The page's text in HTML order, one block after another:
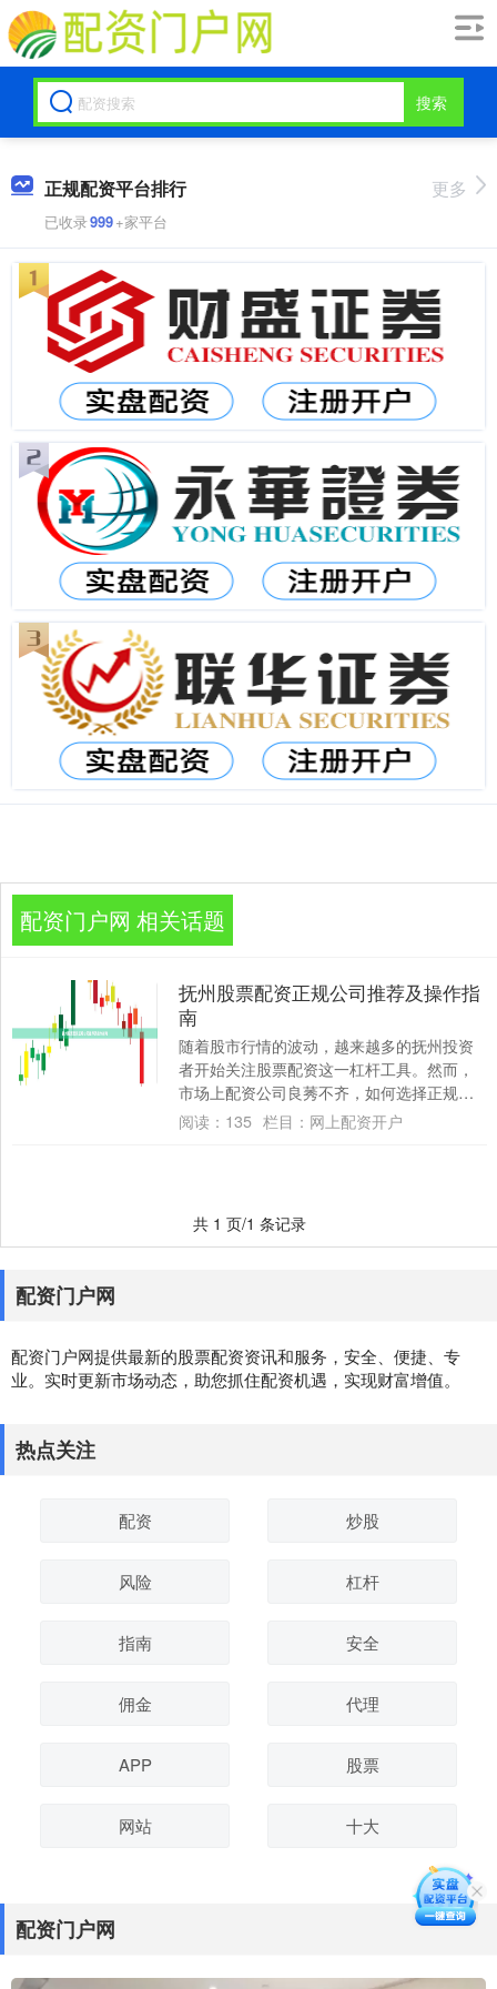
搜索
正规配资平台排行
已收录999+家平台
更多
配资门户网 相关话题
抚州股票配资正规公司推荐及操作指
南
随着股市行情的波动，越来越多的抚州投资
者开始关注股票配资这一杠杆工具。然而，
市场上配资公司良莠不齐，如何选择正规平
台、如何安全操作，成为投资者最关心的问
阅读： 135 栏目： 网上配资开户
共 1 页/1 条记录
配资门户网
配资门户网提供最新的股票配资资讯和服务，安全、便捷、专
业。实时更新市场动态，助您抓住配资机遇，实现财富增值。
热点关注
配资 炒股
风险 杠杆
指南 安全
佣金 代理
APP 股票
网站 十大
配资门户网